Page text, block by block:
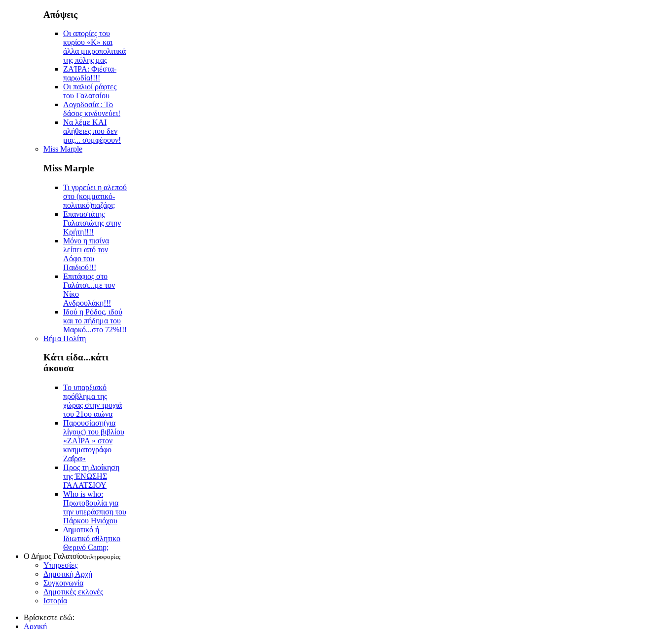
Απόψεις
Οι απορίες του
κυρίου «Κ» και
άλλα μικροπολιτικά
της πόλης μας
ZAΊΡΑ: Φιέστα-
παρωδία!!!!
Οι παλιοί ράφτες
του Γαλατσίου
Λογοδοσία : Το
δάσος κινδυνεύει!
Να λέμε ΚΑΙ
αλήθειες που δεν
μας... συμφέρουν!
Miss Marple
Miss Marple
Τι γυρεύει η αλεπού
στο (κομματικό-
πολιτικό)παζάρι;
Επαναστάτης
Γαλατσιώτης στην
Κρήτη!!!!
Μόνο η πισίνα
λείπει από τον
Λόφο του
Παιδιού!!!
Επιτάφιος στο
Γαλάτσι...με τον
Νίκο
Ανδρουλάκη!!!
Ιδού η Ρόδος, ιδού
και το πήδημα του
Μαρκό...στο 72%!!!
Βήμα Πολίτη
Κάτι είδα...κάτι
άκουσα
Το υπαρξιακό
πρόβλημα της
χώρας στην τροχιά
του 21ου αιώνα
Παρουσίαση(για
λίγους) του βιβλίου
«ΖΑΪΡΑ » στον
κινηματογράφο
Ζαΐρα»
Προς τη Διοίκηση
της ΈΝΩΣΗΣ
ΓΑΛΑΤΣΙΟΥ
Who is who:
Πρωτοβουλία για
την υπεράσπιση του
Πάρκου Ηνιόχου
Δημοτικό ή
Ιδιωτικό αθλητικο
Θερινό Camp;
Ο Δήμος Γαλατσίουπληροφορίες
Υπηρεσίες
Δημοτική Αρχή
Συγκοινωνία
Δημοτικές εκλογές
Ιστορία
Βρίσκεστε εδώ:
Αρχική